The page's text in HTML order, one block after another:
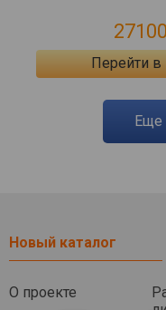
27100
Перейти в
eще
Новый каталог
О проекте